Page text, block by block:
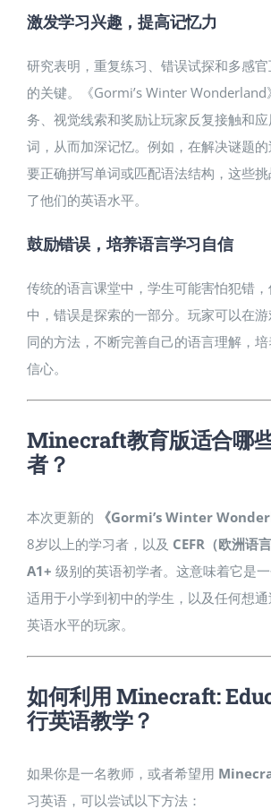
激发学习兴趣，提高记忆力
研究表明，重复练习、错误试探和多感
的关键。《Gormi’s Winter Wonderland
务、视觉线索和奖励让玩家反复接触和
词，从而加深记忆。例如，在解决谜题
要正确拼写单词或匹配语法结构，这些
了他们的英语水平。
鼓励错误，培养语言学习自信
传统的语言课堂中，学生可能害怕犯错，
中，错误是探索的一部分。玩家可以在
同的方法，不断完善自己的语言理解，
信心。
Minecraft教育版适合哪
者？
本次更新的 《Gormi’s Winter
8岁以上的学习者，以及 CEFR（欧洲语
A1+ 级别的英语初学者。这意味着它是
适用于小学到初中的学生，以及任何想
英语水平的玩家。
如何利用 Minecraft:
行英语教学？
如果你是一名教师，或者希望用
习英语，可以尝试以下方法：